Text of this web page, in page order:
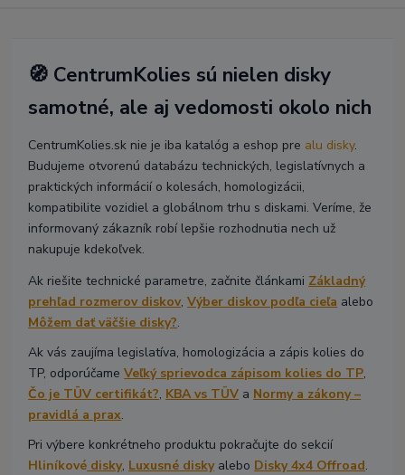
🧭 CentrumKolies sú nielen disky
samotné, ale aj vedomosti okolo nich
CentrumKolies.sk nie je iba katalóg a eshop pre alu disky.
Budujeme otvorenú databázu technických, legislatívnych a
praktických informácií o kolesách, homologizácii,
kompatibilite vozidiel a globálnom trhu s diskami. Veríme, že
informovaný zákazník robí lepšie rozhodnutia nech už
nakupuje kdekoľvek.
Ak riešite technické parametre, začnite článkami Základný
prehľad rozmerov diskov,Výber diskov podľa cieľa alebo
Môžem dať väčšie disky?.
Ak vás zaujíma legislatíva, homologizácia a zápis kolies do
TP, odporúčameVeľký sprievodca zápisom kolies do TP,
Čo je TÜV certifikát?, KBA vs TÜV a Normy a zákony –
pravidlá a prax.
Pri výbere konkrétneho produktu pokračujte do sekcií
Hliníkové disky, Luxusné diskyalebo Disky 4x4 Offroad.